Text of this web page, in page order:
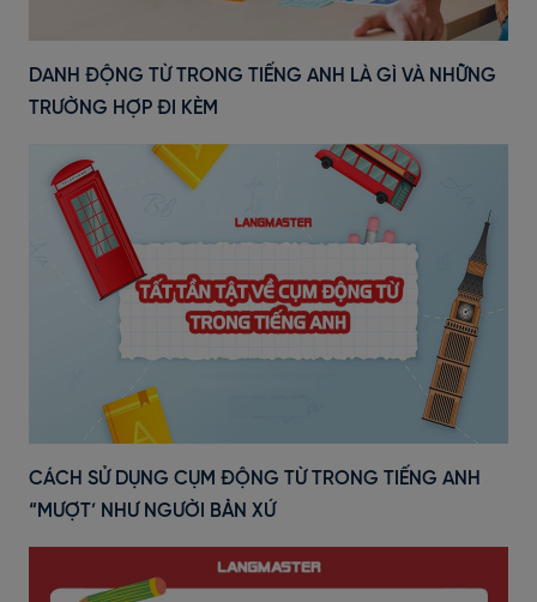
DANH ĐỘNG TỪ TRONG TIẾNG ANH LÀ GÌ VÀ NHỮNG
TRƯỜNG HỢP ĐI KÈM
CÁCH SỬ DỤNG CỤM ĐỘNG TỪ TRONG TIẾNG ANH
“MƯỢT’ NHƯ NGƯỜI BẢN XỨ